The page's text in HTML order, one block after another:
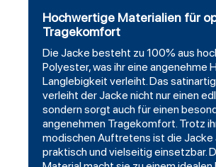
Hochwertige Materialien für
Tragekomfort
Die Jacke besteht zu 100% aus
Polyester, was ihr eine angenehme
Langlebigkeit verleiht. Das
verleiht der Jacke nicht nur einen
sondern sorgt auch für einen
angenehmen Tragekomfort. Trotz
modischen Auftretens ist die Jacke
praktisch und vielseitig einsetzbar.